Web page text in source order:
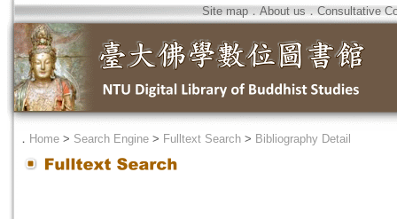
Site map．About us ． Consultative
． Home > Search Engine > Fulltext Search > Bibliography Detail